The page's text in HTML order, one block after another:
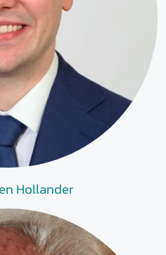
Hollander